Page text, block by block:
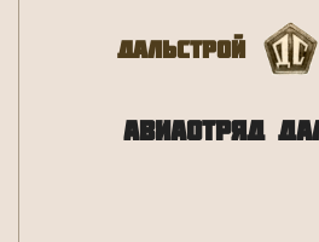
Дальстрой
АВИАОТРЯД